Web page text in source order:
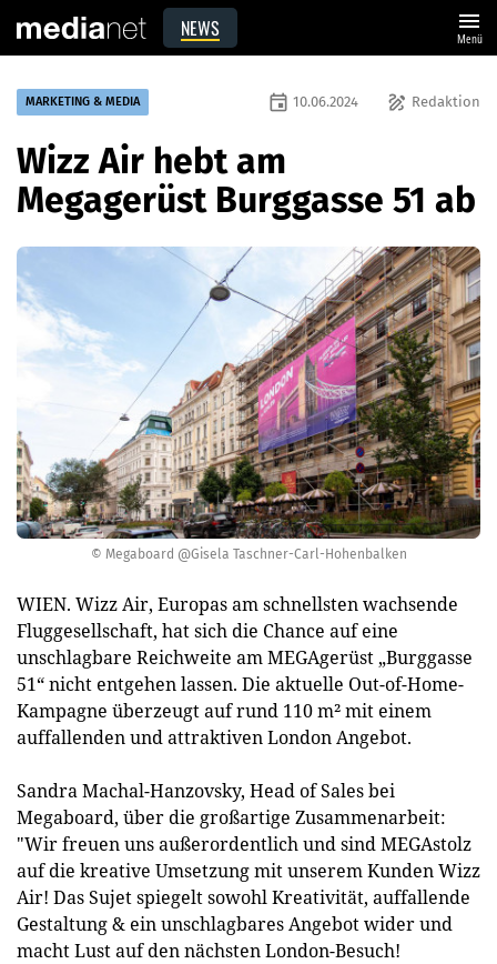
NEWS menu
Menü
© Megaboard @Gisela Taschner-Carl-Hohenbalken
MARKETING & MEDIA draw Redaktion
event 10.06.2024
Wizz Air hebt am
Megagerüst Burggasse 51 ab
WIEN. Wizz Air, Europas am schnellsten wachsende
Fluggesellschaft, hat sich die Chance auf eine
unschlagbare Reichweite am MEGAgerüst „Burggasse
51“ nicht entgehen lassen. Die aktuelle Out-of-Home-
Kampagne überzeugt auf rund 110 m² mit einem
auffallenden und attraktiven London Angebot.
Sandra Machal-Hanzovsky, Head of Sales bei
Megaboard, über die großartige Zusammenarbeit:
"Wir freuen uns außerordentlich und sind MEGAstolz
auf die kreative Umsetzung mit unserem Kunden Wizz
Air! Das Sujet spiegelt sowohl Kreativität, auffallende
Gestaltung & ein unschlagbares Angebot wider und
macht Lust auf den nächsten London-Besuch!